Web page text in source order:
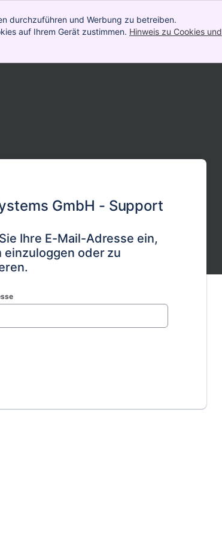
durchzuführen und Werbung zu betreiben.
auf Ihrem Gerät zustimmen. Hinweis zu Cookies und
GmbH - Support
Ihre E-Mail-Adresse ein,
einzuloggen oder zu